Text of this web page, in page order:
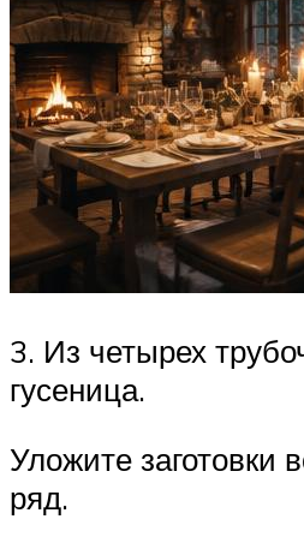
3. Из четырех
гусеница.
Уложите заготовки
ряд.